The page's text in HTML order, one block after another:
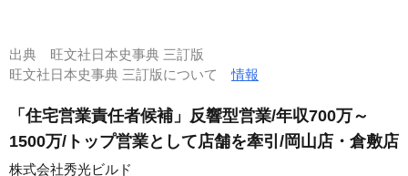
出典 旺文社日本史事典 三訂版
旺文社日本史事典 三訂版について情報
「住宅営業責任者候補」反響型営業/年収700万～
1500万/トップ営業として店舗を牽引/岡山店・倉敷店
株式会社秀光ビルド